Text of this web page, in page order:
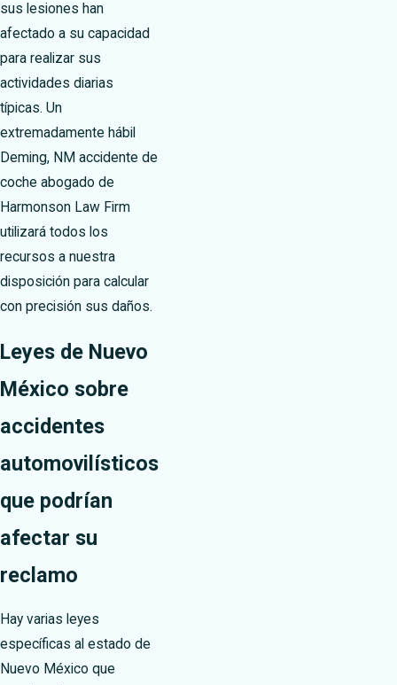
sus lesiones han
afectado a su capacidad
para realizar sus
actividades diarias
típicas. Un
extremadamente hábil
Deming, NM accidente de
coche abogado de
Harmonson Law Firm
utilizará todos los
recursos a nuestra
disposición para calcular
con precisión sus daños.
Leyes de Nuevo
México sobre
accidentes
automovilísticos
que podrían
afectar su
reclamo
Hay varias leyes
específicas al estado de
Nuevo México que